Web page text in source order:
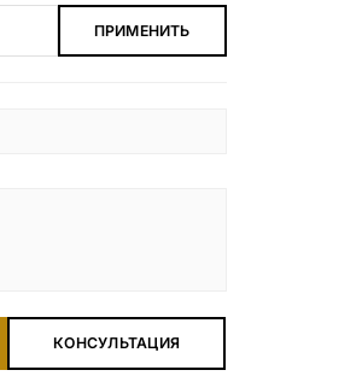
ПРИМЕНИТЬ
КОНСУЛЬТАЦИЯ